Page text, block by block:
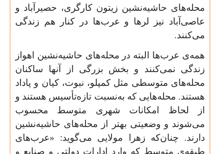
محله‌های حاشیه‌نشین زیتون کارگری، حصیرآباد و
عاصی‌آباد نیز لرها و عرب‌ها در کنار هم زندگی
می‌کنند.
همه‌ی عرب‌ها البته در محله‌های حاشیه‌نشین اهواز
زندگی نمی‌کنند و بخش بزرگی از آنها ساکنان
محله‌های متوسطی مثل کمپلو، نبوت، کیان و پاداد
هستند. محله‌هایی که به‌نسبت تازه‌تأسیس هستند و
از لحاظ امکانات شهری متوسط محسوب
می‌شوند و وضعیتی بهتر از محله‌های حاشیه‌نشین
دارند. چنان‌که زهرا مولایی می‌گوید: «عرب‌های
طبقه‌ی متوسط که وارد ادارات دولتی و صنایع و